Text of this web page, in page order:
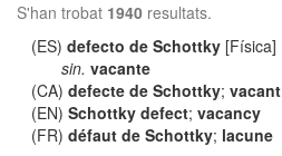
S'han trobat 1940 resultats.
(ES)defecto de Schottky [Física]
sin. vacante
(CA)defecte de Schottky;vacant
(EN)Schottky defect;vacancy
(FR)défaut de Schottky; lacune